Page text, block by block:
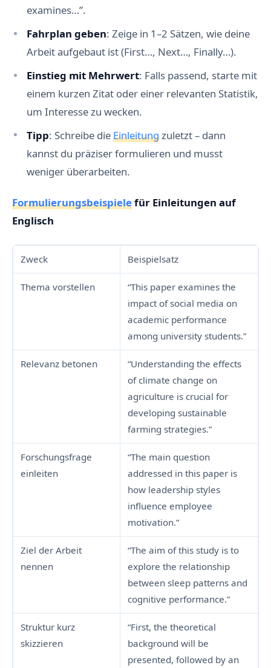
examines…”.
Fahrplan geben: Zeige in 1–2 Sätzen, wie deine
Arbeit aufgebaut ist (First…, Next…, Finally…).
Einstieg mit Mehrwert: Falls passend, starte mit
einem kurzen Zitat oder einer relevanten Statistik,
um Interesse zu wecken.
Tipp: Schreibe dieEinleitungzuletzt – dann
kannst du präziser formulieren und musst
weniger überarbeiten.
Formulierungsbeispielefür Einleitungen auf
Englisch
Zweck Beispielsatz
Thema vorstellen
“This paper examines the
impact of social media on
academic performance
among university students.”
Relevanz betonen
“Understanding the effects
of climate change on
agriculture is crucial for
developing sustainable
farming strategies.”
Forschungsfrage
einleiten
“The main question
addressed in this paper is
how leadership styles
influence employee
motivation.”
Ziel der Arbeit
nennen
“The aim of this study is to
explore the relationship
between sleep patterns and
cognitive performance.”
Struktur kurz
skizzieren
“First, the theoretical
background will be
presented, followed by an